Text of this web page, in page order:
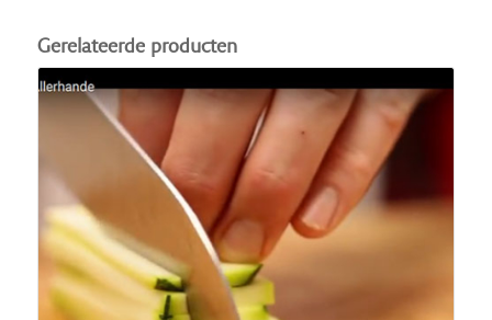
Gerelateerde producten